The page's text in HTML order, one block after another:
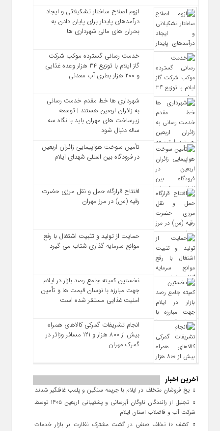
لزوم اصلاح ساختار تشکیلاتی و ایجاد
درآمدهای پایدار برای پایان دادن به
بحران‌ های مالی شهرداری‌ ها
خدمت رسانی گسترده موکب شرکت
گاز ایلام با توزیع ۳۴ هزار وعده غذایی
و ۲۰۰ هزار بطری آب معدنی
شهرداری‌ ها خط مقدم خدمت ‌رسانی
به زائران اربعین هستند | توسعه
زیرساخت ‌های مهران باید با نگاه سه‌
ساله دنبال شود
تأمین سوخت هواپیمایی زائران اربعین
در فرودگاه بین المللی شهدای ایلام
افتتاح قرارگاه حمل‌ و نقل مرزی حضرت
رقیه (س) در مرز مهران
حمایت از تولید و تثبیت اشتغال با رفع
موانع سرمایه‌ گذاری شتاب می‌ گیرد
نخستین کمیته جامع رصد بازار در ایلام
جهت مبارزه با نوسان قیمت‌ ها و تأمین
امنیت غذایی مستقر شده است
انجام تشریفات گمرکی کالاهای همراه
بیش از ۸۰۰ هزار و ۱۲۱ مسافر وزائر در
گمرک مهران
آخرین اخبار
یخ‌ فروشان متخلف در ایلام با جریمه سنگین و پلمب غافلگیر شدند
تجلیل از رانندگان ناوگان آبرسانی و پشتیبانی اربعین ۱۴۰۵ توسط
شرکت آب و فاضلاب استان ایلام
کشف ۱۰ تخلف صنفی در گشت مشترک نظارت بر بازار خدمات